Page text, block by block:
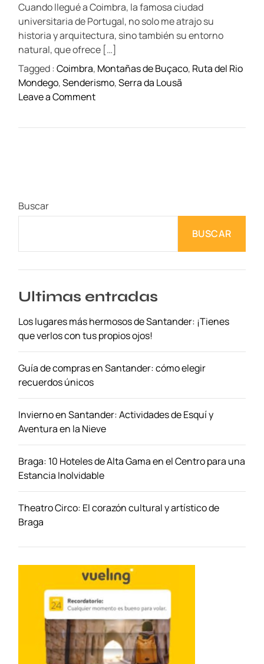
i
m
e
Cuando llegué a Coimbra, la famosa ciudad
universitaria de Portugal, no solo me atrajo su
historia y arquitectura, sino también su entorno
natural, que ofrece […]
Tagged :Coimbra, Montañas de Buçaco, Ruta del Rio
Mondego,Senderismo,Serra da Lousã
Leave a Commento
C
l
r
í
s
o
p
l
o
A
m
a
n
s
d
e
l
S
e
n
d
Buscar
BUSCAR
Ultimas entradas
Los lugares más hermosos de Santander: ¡Tienes
que verlos con tus propios ojos!
Guía de compras en Santander: cómo elegir
recuerdos únicos
Invierno en Santander: Actividades de Esquí y
Aventura en la Nieve
Braga: 10 Hoteles de Alta Gama en el Centro para una
Estancia Inolvidable
Theatro Circo: El corazón cultural y artístico de
Braga